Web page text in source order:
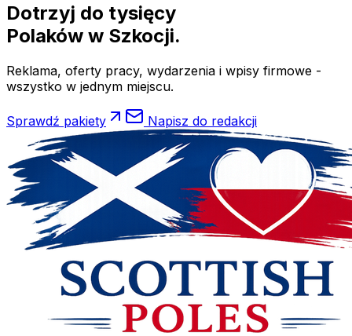
Dotrzyj do tysięcy
Polaków w Szkocji.
Reklama, oferty pracy, wydarzenia i wpisy firmowe -
wszystko w jednym miejscu.
Sprawdź pakiety Napisz do redakcji